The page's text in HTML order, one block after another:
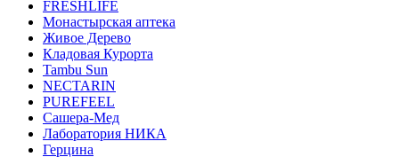
FRESHLIFE
Монастырская аптека
Живое Дерево
Кладовая Курорта
Tambu Sun
NECTARIN
PUREFEEL
Сашера-Мед
Лаборатория НИКА
Герцина